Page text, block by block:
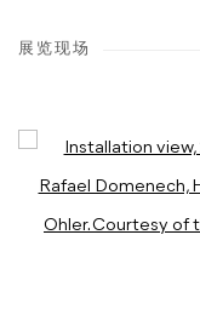
展览现场
Open a larger version